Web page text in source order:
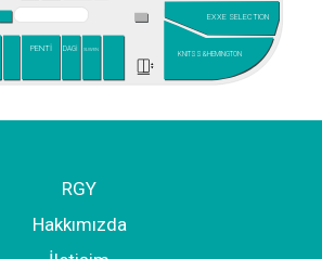
DAGİ
KNITSS&HEMINGTON
PENTİ SUWEN
EXXE SELECTION
RGY
Hakkımızda